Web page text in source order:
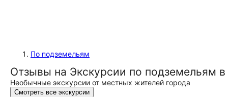
По подземельям
Отзывы на Экскурсии по подземельям в
Необычные экскурсии от местных жителей города
Смотреть все экскурсии